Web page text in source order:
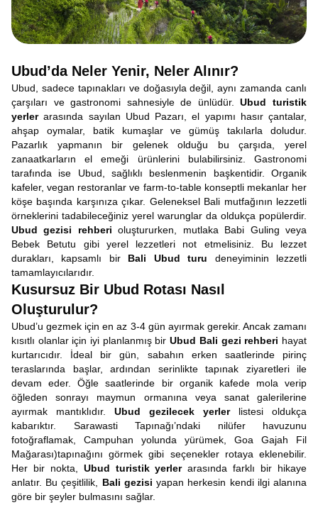
Ubud’da Neler Yenir, Neler Alınır?
Ubud, sadece tapınakları ve doğasıyla değil, aynı zamanda canlı
çarşıları ve gastronomi sahnesiyle de ünlüdür.Ubud turistik
yerlerarasında sayılan Ubud Pazarı, el yapımı hasır çantalar,
ahşap oymalar, batik kumaşlar ve gümüş takılarla doludur.
Pazarlık yapmanın bir gelenek olduğu bu çarşıda, yerel
zanaatkarların el emeği ürünlerini bulabilirsiniz. Gastronomi
tarafında ise Ubud, sağlıklı beslenmenin başkentidir. Organik
kafeler, vegan restoranlar ve farm-to-table konseptli mekanlar her
köşe başında karşınıza çıkar. Geleneksel Bali mutfağının lezzetli
örneklerini tadabileceğiniz yerel warunglar da oldukça popülerdir.
Ubud gezisi rehberi oluştururken, mutlaka Babi Guling veya
Bebek Betutu gibi yerel lezzetleri not etmelisiniz. Bu lezzet
durakları, kapsamlı bir Bali Ubud turu deneyiminin lezzetli
tamamlayıcılarıdır.
Kusursuz Bir Ubud Rotası Nasıl
Oluşturulur?
Ubud’u gezmek için en az 3-4 gün ayırmak gerekir. Ancak zamanı
kısıtlı olanlar için iyi planlanmış birUbud Bali gezi rehberi hayat
kurtarıcıdır. İdeal bir gün, sabahın erken saatlerinde pirinç
teraslarında başlar, ardından serinlikte tapınak ziyaretleri ile
devam eder. Öğle saatlerinde bir organik kafede mola verip
öğleden sonrayı maymun ormanına veya sanat galerilerine
ayırmak mantıklıdır. Ubud gezilecek yerlerlistesi oldukça
kabarıktır. Sarawasti Tapınağı’ndaki nilüfer havuzunu
fotoğraflamak, Campuhan yolunda yürümek, Goa Gajah Fil
Mağarası)tapınağını görmek gibi seçenekler rotaya eklenebilir.
Her bir nokta, Ubud turistik yerlerarasında farklı bir hikaye
anlatır. Bu çeşitlilik, Bali gezisi yapan herkesin kendi ilgi alanına
göre bir şeyler bulmasını sağlar.